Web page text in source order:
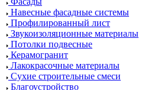
Навесные фасадные системы
Профилированный лист
Звукоизоляционные материалы
Потолки подвесные
Керамогранит
Лакокрасочные материалы
Сухие строительные смеси
Благоустройство